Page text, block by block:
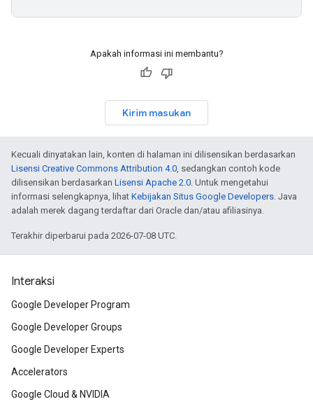
Apakah informasi ini membantu?
Kirim masukan
Kecuali dinyatakan lain, konten di halaman ini dilisensikan berdasarkan
Lisensi Creative Commons Attribution 4.0, sedangkan contoh kode
dilisensikan berdasarkan Lisensi Apache 2.0. Untuk mengetahui
informasi selengkapnya, lihat Kebijakan Situs Google Developers. Java
adalah merek dagang terdaftar dari Oracle dan/atau afiliasinya.
Terakhir diperbarui pada 2026-07-08 UTC.
Interaksi
Google Developer Program
Google Developer Groups
Google Developer Experts
Accelerators
Google Cloud & NVIDIA